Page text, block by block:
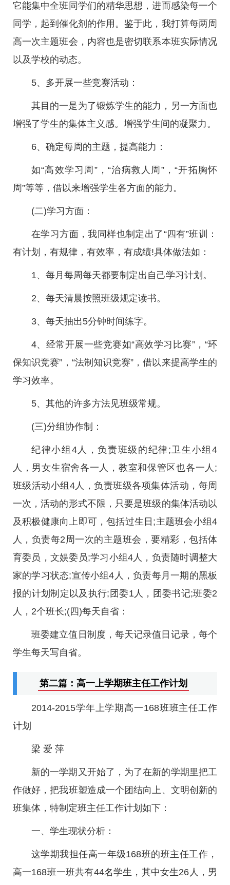
它能集中全班同学们的精华思想，进而感染每一个
同学，起到催化剂的作用。鉴于此，我打算每两周
高一次主题班会，内容也是密切联系本班实际情况
以及学校的动态。
5、多开展一些竞赛活动：
其目的一是为了锻炼学生的能力，另一方面也
增强了学生的集体主义感。增强学生间的凝聚力。
6、确定每周的主题，提高能力：
如“高效学习周”，“治病救人周”，“开拓胸怀
周”等等，借以来增强学生各方面的能力。
(二)学习方面：
在学习方面，我同样也制定出了“四有”班训：
有计划，有规律，有效率，有成绩!具体做法如：
1、每月每周每天都要制定出自己学习计划。
2、每天清晨按照班级规定读书。
3、每天抽出5分钟时间练字。
4、经常开展一些竞赛如“高效学习比赛”，“环
保知识竞赛”，“法制知识竞赛”，借以来提高学生的
学习效率。
5、其他的许多方法见班级常规。
(三)分组协作制：
纪律小组4人，负责班级的纪律;卫生小组4
人，男女生宿舍各一人，教室和保管区也各一人;
班级活动小组4人，负责班级各项集体活动，每周
一次，活动的形式不限，只要是班级的集体活动以
及积极健康向上即可，包括过生日;主题班会小组4
人，负责每2周一次的主题班会，要精彩，包括体
育委员，文娱委员;学习小组4人，负责随时调整大
家的学习状态;宣传小组4人，负责每月一期的黑板
报的计划制定以及执行;团委1人，团委书记;班委2
人，2个班长;(四)每天自省：
班委建立值日制度，每天记录值日记录，每个
学生每天写自省。
第二篇：高一上学期班主任工作计划
2014-2015学年上学期高一168班班主任工作
计划
梁 爱 萍
新的一学期又开始了，为了在新的学期里把工
作做好，把我班塑造成一个团结向上、文明创新的
班集体，特制定班主任工作计划如下：
一、学生现状分析：
这学期我担任高一年级168班的班主任工作，
高一168班一班共有44名学生，其中女生26人，男